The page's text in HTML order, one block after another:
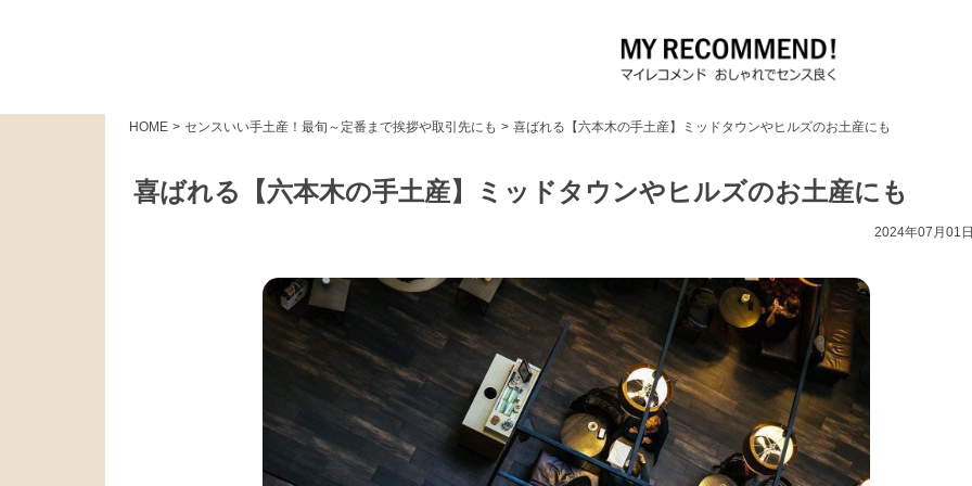
HOME > センスいい手土産！最旬～定番まで挨拶や取引先にも > 喜ばれる【六本木の手土産】ミッドタウンやヒルズのお土産にも
喜ばれる【六本木の手土産】ミッドタウンやヒルズのお土産にも
2024年07月01